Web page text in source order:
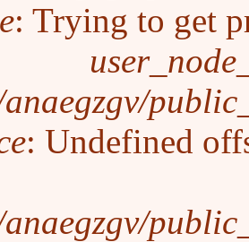
: Trying to get
: Undefined